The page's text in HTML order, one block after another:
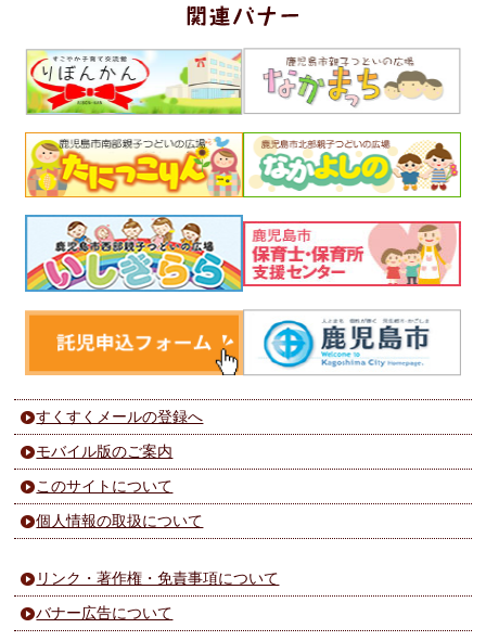
すくすくメールの登録へ
モバイル版のご案内
このサイトについて
個人情報の取扱について
リンク・著作権・免責事項について
バナー広告について